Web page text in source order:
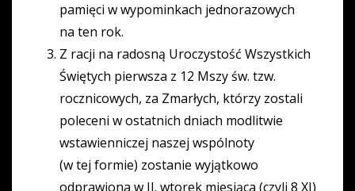
pamięci w wypominkach jednorazowych
na ten rok.
Z racji na radosną Uroczystość Wszystkich
Świętych pierwsza z 12 Mszy św. tzw.
rocznicowych, za Zmarłych, którzy zostali
poleceni w ostatnich dniach modlitwie
wstawienniczej naszej wspólnoty
(w tej formie) zostanie wyjątkowo
odprawiona w II. wtorek miesiąca (czyli 8 XI)